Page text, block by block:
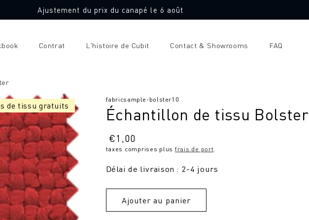
Ajustement du prix du canapé le 6 août
Contrat L'histoire de Cubit Contact & Showrooms FAQ
de tissu gratuits
SKU
fabricsample-bolster10
Échantillon de tissu Bolster
Prix
normal
€1,00
taxes comprises plus frais de port.
Délai de livraison : 2-4 jours
Ajouter au panier